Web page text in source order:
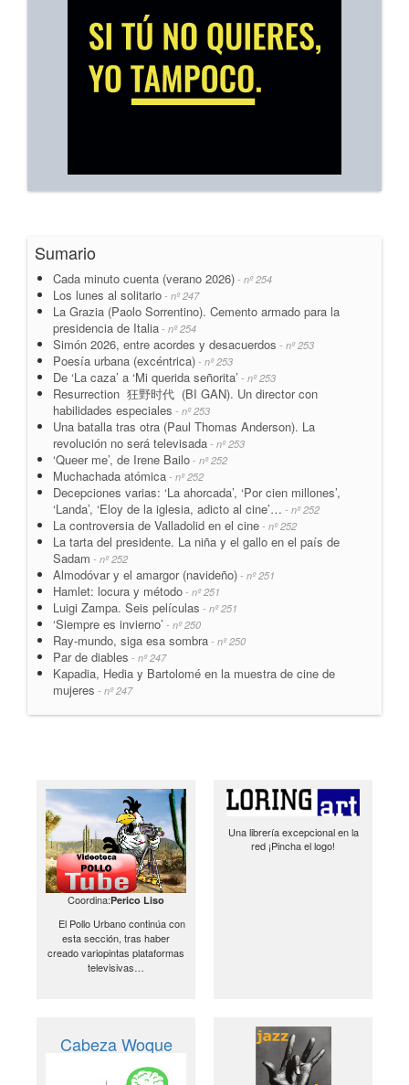
Sumario
Cada minuto cuenta (verano 2026) - nº 254
Los lunes al solitario - nº 247
La Grazia (Paolo Sorrentino). Cemento armado para la
presidencia de Italia - nº 254
Simón 2026, entre acordes y desacuerdos - nº 253
Poesía urbana (excéntrica) - nº 253
De ‘La caza’ a ‘Mi querida señorita’ - nº 253
Resurrection 狂野时代 (BI GAN). Un director con
habilidades especiales - nº 253
Una batalla tras otra (Paul Thomas Anderson). La
revolución no será televisada - nº 253
‘Queer me’, de Irene Bailo - nº 252
Muchachada atómica - nº 252
Decepciones varias: ‘La ahorcada’, ‘Por cien millones’,
‘Landa’, ‘Eloy de la iglesia, adicto al cine’… - nº 252
La controversia de Valladolid en el cine - nº 252
La tarta del presidente. La niña y el gallo en el país de
Sadam - nº 252
Almodóvar y el amargor (navideño) - nº 251
Hamlet: locura y método - nº 251
Luigi Zampa. Seis películas - nº 251
‘Siempre es invierno’ - nº 250
Ray-mundo, siga esa sombra - nº 250
Par de diables - nº 247
Kapadia, Hedia y Bartolomé en la muestra de cine de
mujeres - nº 247
Coordina:Perico Liso
El Pollo Urbano continúa con
esta sección, tras haber
creado variopintas plataformas
televisivas…
Una librería excepcional en la
red ¡Pincha el logo!
Cabeza Woque